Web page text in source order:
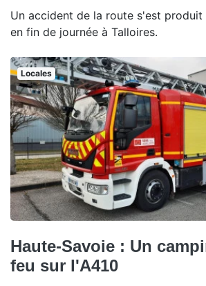
Un accident de la route s'est
en fin de journée à Talloires.
Locales
Haute-Savoie : Un
feu sur l'A410